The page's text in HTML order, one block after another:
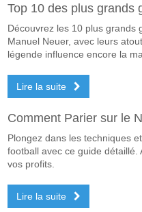
Quel sera le résultat
Sur le côté risqué, vous
Top 10 des plus grands
Découvrez les 10 plus grands
Manuel Neuer, avec leurs
légende influence encore la
Lire la suite
Comment Parier sur le
Plongez dans les techniques
football avec ce guide
vos profits.
Lire la suite